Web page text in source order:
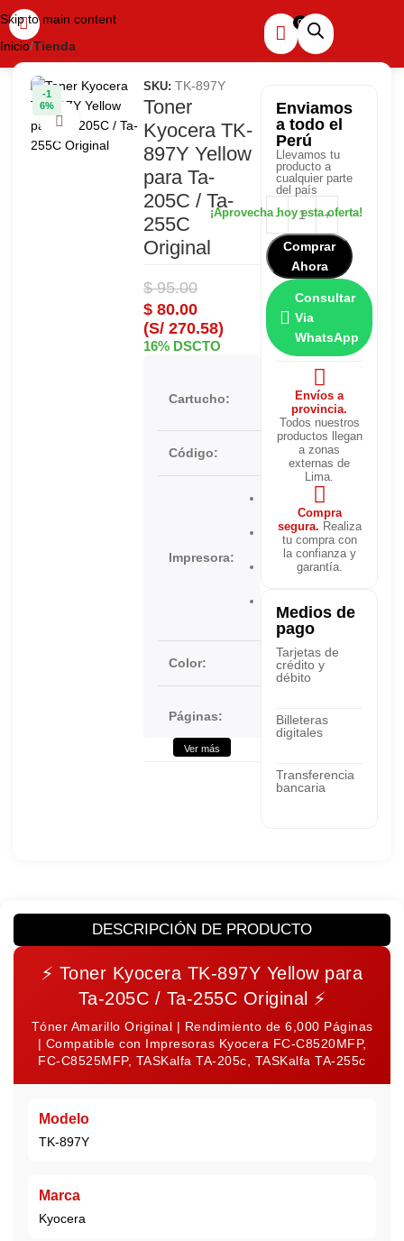
Skip to main content
Inicio Tienda
-1
6%
Haga clic para ampliar
SKU: TK-897Y
Toner
Kyocera TK-
897Y Yellow
para Ta-
205C / Ta-
255C
Original
$95.00
$ 80.00
(S/ 270.58)
16% DSCTO
Cartucho:
Toner
Brother
Código: TK-897Y
Impresora:
TA-205c
TASKalfa
TA-255C
C8525MFP
Color: Amarillo●
Páginas:
Páginas
Laser
Ver más
Enviamos
a todo el
Perú
Llevamos tu
producto a
cualquier parte
del país
Comprar
Ahora
Consultar
Via
WhatsApp
Envíos a
provincia.
Todos nuestros
productos llegan
a zonas
externas de
Lima.
Compra
segura. Realiza
tu compra con
la confianza y
garantía.
Medios de
pago
Tarjetas de
crédito y
débito
Billeteras
digitales
Transferencia
bancaria
DESCRIPCIÓN DE PRODUCTO
⚡ Toner Kyocera TK-897Y Yellow para
Ta-205C / Ta-255C Original ⚡
Tóner Amarillo Original | Rendimiento de 6,000 Páginas
| Compatible con Impresoras Kyocera FC-C8520MFP,
FC-C8525MFP, TASKalfa TA-205c, TASKalfa TA-255c
Modelo
TK-897Y
Marca
Kyocera